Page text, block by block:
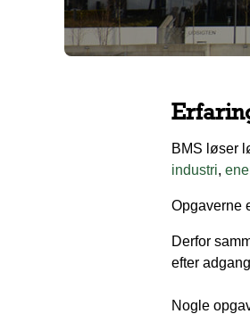
BMS løser
industri,
Opgaverne
Derfor
efter
Nogle